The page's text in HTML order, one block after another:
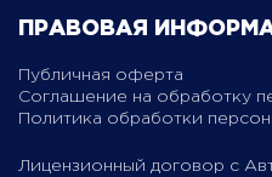
ПРАВОВАЯ
Публичная оферта
Соглашение на обработку
Политика обработки
Лицензионный договор с